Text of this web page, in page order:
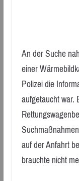
An der Suche
einer
Polizei die
aufgetaucht war.
auf der Anfahrt
brauchte nicht